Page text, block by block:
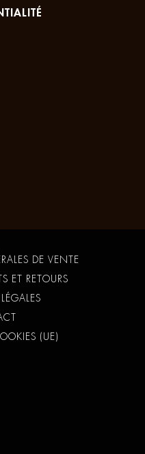
DE VENTE
ET RETOURS
(UE)